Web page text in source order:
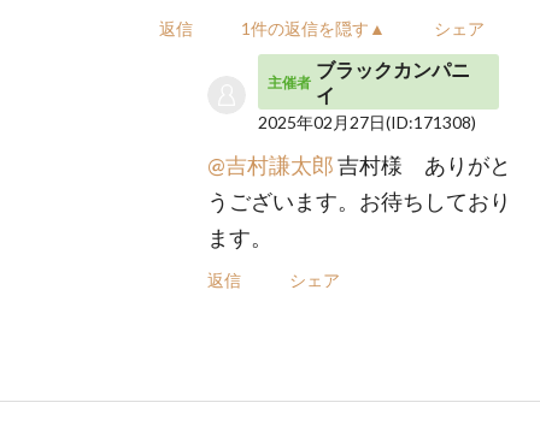
返信 1件の返信を隠す▲ シェア
主催者
ブラックカンパニ
イ
2025年02月27日(ID:171308)
@吉村謙太郎吉村様 ありがと
うございます。お待ちしており
ます。
返信 シェア